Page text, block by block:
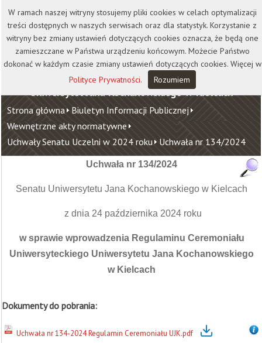
Kontakt Biblioteka
Wydawnictwo
Wirtualna Uczelnia
Uniwersytet Jana Kochanowskiego w Kielcach
Strona główna Biuletyn Informacji Publicznej
Wewnętrzne akty normatywne
Uchwały Senatu Uczelni w 2024 roku Uchwała nr 134/2024
Uchwała nr 134/2024
Senatu Uniwersytetu Jana Kochanowskiego w Kielcach
z dnia 24 października 2024 roku
w sprawie wprowadzenia Regulaminu Ceremoniału
Uniwersyteckiego Uniwersytetu Jana Kochanowskiego
w Kielcach
Dokumenty do pobrania:
Uchwała nr 134-2024 Regulamin Ceremoniału UJK.pdf
W ramach naszej witryny stosujemy pliki cookies w celach optymalizacji
treści dostępnych w naszych serwisach oraz dla statystyk. Korzystanie z
witryny bez zmiany ustawień dotyczących cookies oznacza, że będą one
zamieszczane w Państwa urządzeniu końcowym. Możecie Państwo
dokonać w każdym czasie zmiany ustawień dotyczących cookies. Więcej w
Polityce Prywatności. Rozumiem